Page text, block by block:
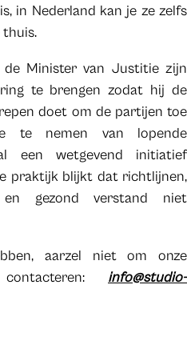
in Nederland kan je ze zelfs
thuis.
Minister van Justitie zijn
te brengen zodat hij de
doet om de partijen toe
te nemen van lopende
een wetgevend initiatief
praktijk blijkt dat richtlijnen,
en gezond verstand niet
aarzel niet om onze
contacteren: info@studio-